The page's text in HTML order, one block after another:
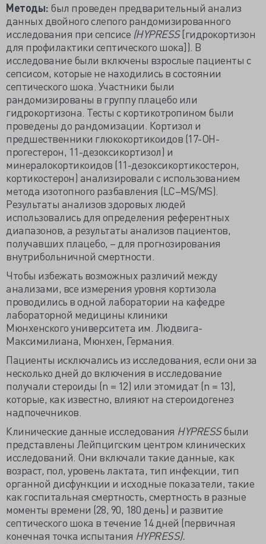
Методы: был проведен предварительный анализ
данных двойного слепого рандомизированного
исследования при сепсисе (HYPRESS[гидрокортизон
для профилактики септического шока]). В
исследование были включены взрослые пациенты с
сепсисом, которые не находились в состоянии
септического шока. Участники были
рандомизированы в группу плацебо или
гидрокортизона. Тесты с кортикотропином были
проведены до рандомизации. Кортизол и
предшественники глюкокортикоидов (17-ОН-
прогестерон, 11-дезоксикортизол) и
минералокортикоидов (11-дезоксикортикостерон,
кортикостерон) анализировали с использованием
метода изотопного разбавления (LC–MS/MS).
Результаты анализов здоровых людей
использовались для определения референтных
диапазонов, а результаты анализов пациентов,
получавших плацебо, – для прогнозирования
внутрибольничной смертности.
Чтобы избежать возможных различий между
анализами, все измерения уровня кортизола
проводились в одной лаборатории на кафедре
лабораторной медицины клиники
Мюнхенского университета им. Людвига-
Максимилиана, Мюнхен, Германия.
Пациенты исключались из исследования, если они за
несколько дней до включения в исследование
получали стероиды (n = 12) или этомидат (n = 13),
которые, как известно, влияют на стероидогенез
надпочечников.
Клинические данные исследования HYPRESSбыли
представлены Лейпцигским центром клинических
исследований. Они включали такие данные, как
возраст, пол, уровень лактата, тип инфекции, тип
органной дисфункции и исходные показатели, такие
как госпитальная смертность, смертность в разные
моменты времени (28, 90, 180 день) и развитие
септического шока в течение 14 дней (первичная
конечная точка испытания HYPRESS).